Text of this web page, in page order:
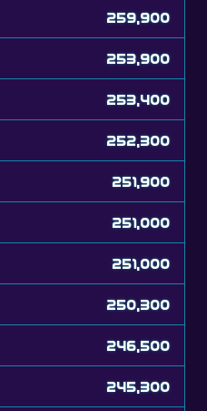
253,900
253,400
252,300
251,900
251,000
251,000
250,300
246,500
245,300
244,900